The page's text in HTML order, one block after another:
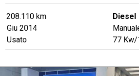
208.110 km
Diesel
Giu 2014
Usato
77 Kw/